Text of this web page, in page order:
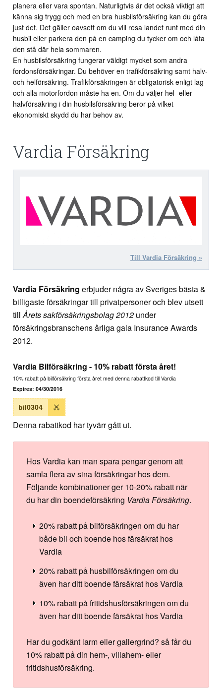
planera eller vara spontan. Naturligtvis är det också viktigt att
känna sig trygg och med en bra husbilsförsäkring kan du göra
just det. Det gäller oavsett om du vill resa landet runt med din
husbil eller parkera den på en camping du tycker om och låta
den stå där hela sommaren.
En husbilsförsäkring fungerar väldigt mycket som andra
fordonsförsäkringar. Du behöver en trafikförsäkring samt halv-
och helförsäkring. Trafikförsäkringen är obligatorisk enligt lag
och alla motorfordon måste ha en. Om du väljer hel- eller
halvförsäkring i din husbilsförsäkring beror på vilket
ekonomiskt skydd du har behov av.
Vardia Försäkring
Till Vardia Försäkring »
Vardia Försäkring erbjuder några av Sveriges bästa &
billigaste försäkringar till privatpersoner och blev utsett
tillÅrets sakförsäkringsbolag 2012 under
försäkringsbranschens årliga gala Insurance Awards
2012.
Vardia Bilförsäkring - 10% rabatt första året!
10% rabatt på bilförsäkring första året med denna rabattkod till Vardia
Expires: 04/30/2016
bil0304
Denna rabattkod har tyvärr gått ut.
Hos Vardia kan man spara pengar genom att
samla flera av sina försäkringar hos dem.
Följande kombinationer ger 10-20% rabatt när
du har din boendeförsäkring Vardia Försäkring.
20% rabatt på bilförsäkringen om du har
både bil och boende hos färsäkrat hos
Vardia
20% rabatt på husbilförsäkringen om du
även har ditt boende färsäkrat hos Vardia
10% rabatt på fritidshusförsäkringen om du
även har ditt boende färsäkrat hos Vardia
Har du godkänt larm eller gallergrind? så får du
10% rabatt på din hem-, villahem- eller
fritidshusförsäkring.